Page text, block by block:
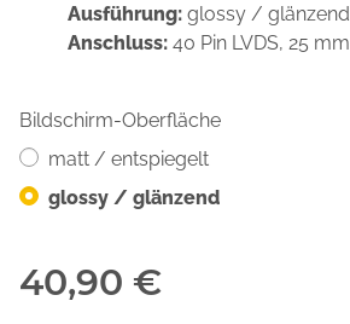
Ausführung: glossy / glänzend
Anschluss: 40 Pin LVDS, 25 mm
Bildschirm-Oberfläche
matt / entspiegelt
glossy / glänzend
40,90 €